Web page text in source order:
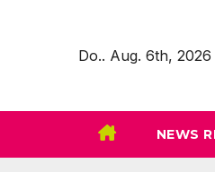
Do.. Aug. 6th, 2026
NEWS